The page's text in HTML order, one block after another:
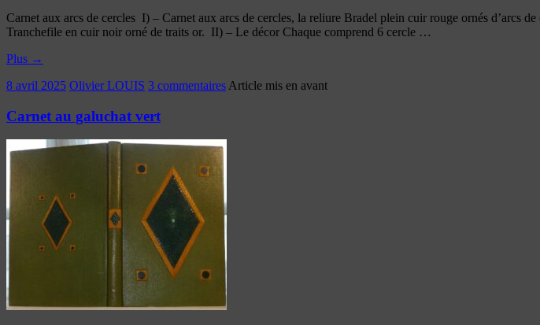
Carnet aux arcs de cercles I) – Carnet aux arcs de cercles, la reliure Bradel plein cuir rouge ornés d’arcs
Tranchefile en cuir noir orné de traits or. II) – Le décor Chaque comprend 6 cercle …
Plus →
8 avril 2025 Olivier LOUIS 3 commentaires Article mis en avant
Carnet au galuchat vert